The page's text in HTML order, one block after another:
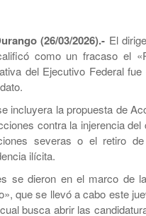
(26/03/2026).- El
como un fracaso el
del Ejecutivo Federal
incluyera la propuesta de
contra la injerencia
severas o el retiro
ilícita.
se dieron en el marco de
que se llevó a cabo este
busca abrir las